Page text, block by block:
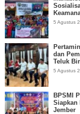
5 Agustus
dan
Teluk
5 Agustus
BPSMI
Siapkan
Jember